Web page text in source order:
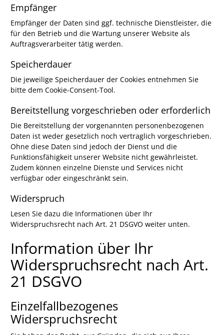
Empfänger
Empfänger der Daten sind ggf. technische Dienstleister, die
für den Betrieb und die Wartung unserer Website als
Auftragsverarbeiter tätig werden.
Speicherdauer
Die jeweilige Speicherdauer der Cookies entnehmen Sie
bitte dem Cookie-Consent-Tool.
Bereitstellung vorgeschrieben oder erforderlich
Die Bereitstellung der vorgenannten personenbezogenen
Daten ist weder gesetzlich noch vertraglich vorgeschrieben.
Ohne diese Daten sind jedoch der Dienst und die
Funktionsfähigkeit unserer Website nicht gewährleistet.
Zudem können einzelne Dienste und Services nicht
verfügbar oder eingeschränkt sein.
Widerspruch
Lesen Sie dazu die Informationen über Ihr
Widerspruchsrecht nach Art. 21 DSGVO weiter unten.
Information über Ihr
Widerspruchsrecht nach Art.
21 DSGVO
Einzelfallbezogenes
Widerspruchsrecht